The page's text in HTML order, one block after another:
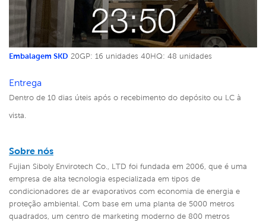
Embalagem SKD 20GP: 16 unidades 40HQ: 48 unidades
Entrega
Dentro de 10 dias úteis após o recebimento do depósito ou LC à
vista.
Sobre nós
Fujian Siboly Envirotech Co., LTD foi fundada em 2006, que é uma
empresa de alta tecnologia especializada em tipos de
condicionadores de ar evaporativos com economia de energia e
proteção ambiental. Com base em uma planta de 5000 metros
quadrados, um centro de marketing moderno de 800 metros